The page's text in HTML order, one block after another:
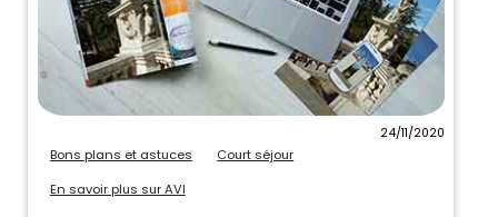
24/11/2020
Bons plans et astuces
Court séjour
En savoir plus sur AVI